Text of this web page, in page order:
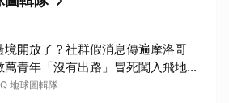
境開放了？社群假消息傳遍摩洛哥
萬青年「沒有出路」冒死闖入飛地休
地球圖輯隊